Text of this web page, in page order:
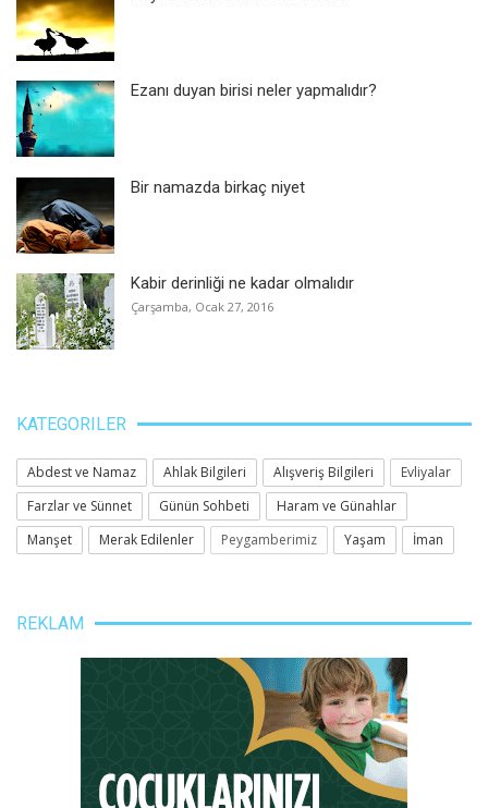
Ezanı duyan birisi neler yapmalıdır?
Bir namazda birkaç niyet
Kabir derinliği ne kadar olmalıdır
Çarşamba, Ocak 27, 2016
KATEGORILER
Abdest ve Namaz Ahlak Bilgileri Alışveriş Bilgileri
Evliyalar
Farzlar ve Sünnet
Günün Sohbeti
Haram ve Günahlar
Manşet
Merak Edilenler Peygamberimiz Yaşam İman
REKLAM